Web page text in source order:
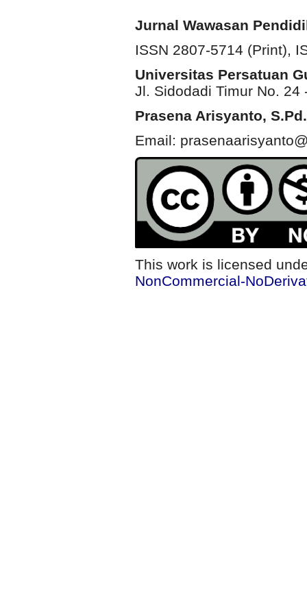
Jurnal Wawasan
ISSN 2807-5714 (Print),
Universitas Persatuan
Jl. Sidodadi Timur No. 24
Prasena Arisyanto,
Email:
This work is licensed
NonCommercial-